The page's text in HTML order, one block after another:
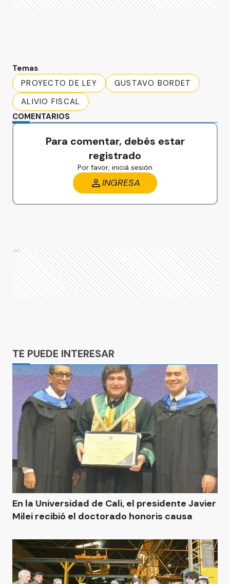
Temas
PROYECTO DE LEY
GUSTAVO BORDET
ALIVIO FISCAL
COMENTARIOS
Para comentar, debés estar
registrado
Por favor, iniciá sesión
INGRESA
Ads
TE PUEDE INTERESAR
En la Universidad de Cali, el presidente Javier
Milei recibió el doctorado honoris causa